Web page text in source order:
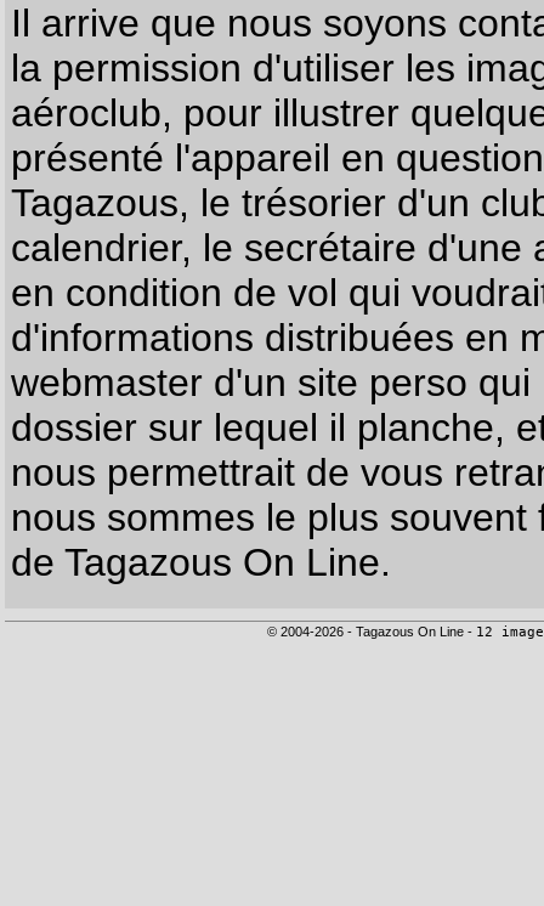
Il arrive que nous soyons
la permission d'utiliser les
aéroclub, pour illustrer
présenté l'appareil en
Tagazous, le trésorier d'un
calendrier, le secrétaire
en condition de vol qui
d'informations distribuées en
webmaster d'un site perso
dossier sur lequel il planche,
nous permettrait de vous
nous sommes le plus
de Tagazous On Line.
© 2004-2026 - Tagazous On Line - 12